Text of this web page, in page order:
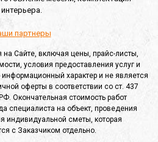
интерьера.
партнеры
Сайте, включая цены, прайс-листы,
условия предоставления услуг и
характер и не является
оферты в соответствии со ст. 437
Окончательная стоимость работ
специалиста на объект, проведения
индивидуальной сметы, которая
с Заказчиком отдельно.